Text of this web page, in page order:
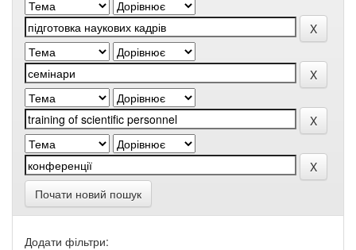
Почати новий пошук
Додати фільтри: